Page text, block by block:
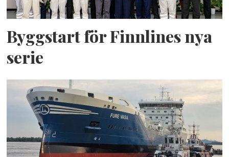
Byggstart för Finnlines nya
serie